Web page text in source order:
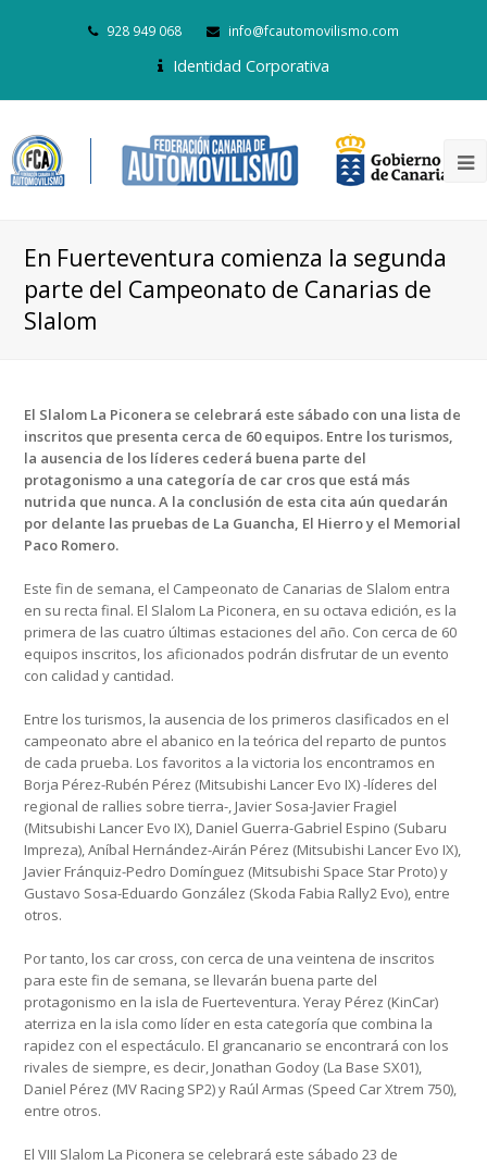
928 949 068 info@fcautomovilismo.com
Identidad Corporativa
En Fuerteventura comienza la segunda
parte del Campeonato de Canarias de
Slalom
El Slalom La Piconera se celebrará este sábado con una lista de
inscritos que presenta cerca de 60 equipos. Entre los turismos,
la ausencia de los líderes cederá buena parte del
protagonismo a una categoría de car cros que está más
nutrida que nunca. A la conclusión de esta cita aún quedarán
por delante las pruebas de La Guancha, El Hierro y el Memorial
Paco Romero.
Este fin de semana, el Campeonato de Canarias de Slalom entra
en su recta final. El Slalom La Piconera, en su octava edición, es la
primera de las cuatro últimas estaciones del año. Con cerca de 60
equipos inscritos, los aficionados podrán disfrutar de un evento
con calidad y cantidad.
Entre los turismos, la ausencia de los primeros clasificados en el
campeonato abre el abanico en la teórica del reparto de puntos
de cada prueba. Los favoritos a la victoria los encontramos en
Borja Pérez-Rubén Pérez (Mitsubishi Lancer Evo IX) -líderes del
regional de rallies sobre tierra-, Javier Sosa-Javier Fragiel
(Mitsubishi Lancer Evo IX), Daniel Guerra-Gabriel Espino (Subaru
Impreza), Aníbal Hernández-Airán Pérez (Mitsubishi Lancer Evo IX),
Javier Fránquiz-Pedro Domínguez (Mitsubishi Space Star Proto) y
Gustavo Sosa-Eduardo González (Skoda Fabia Rally2 Evo), entre
otros.
Por tanto, los car cross, con cerca de una veintena de inscritos
para este fin de semana, se llevarán buena parte del
protagonismo en la isla de Fuerteventura. Yeray Pérez (KinCar)
aterriza en la isla como líder en esta categoría que combina la
rapidez con el espectáculo. El grancanario se encontrará con los
rivales de siempre, es decir, Jonathan Godoy (La Base SX01),
Daniel Pérez (MV Racing SP2) y Raúl Armas (Speed Car Xtrem 750),
entre otros.
El VIII Slalom La Piconera se celebrará este sábado 23 de